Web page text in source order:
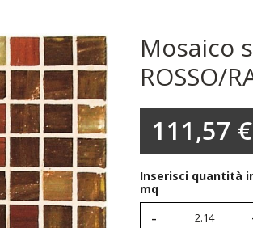
Mosaico
ROSSO/
111,57 €
Inserisci quantità
mq
-